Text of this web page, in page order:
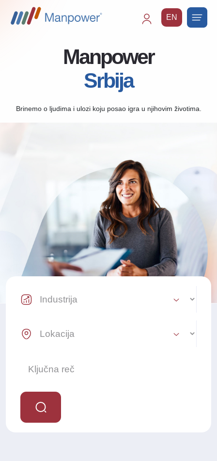
EN
Manpower
Srbija
Brinemo o ljudima i ulozi koju posao igra u njihovim životima.
Industry Select
Location Select